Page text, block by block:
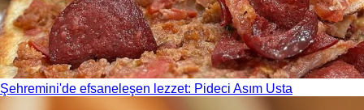
Şehremini'de efsaneleşen lezzet: Pideci Asım Usta